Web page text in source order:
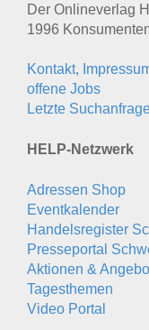
Der Onlineverlag
1996
Kontakt,
offene Jobs
Letzte
HELP-Netzwerk
Adressen Shop
Eventkalender
Handelsregister
Presseportal
Aktionen &
Tagesthemen
Video Portal